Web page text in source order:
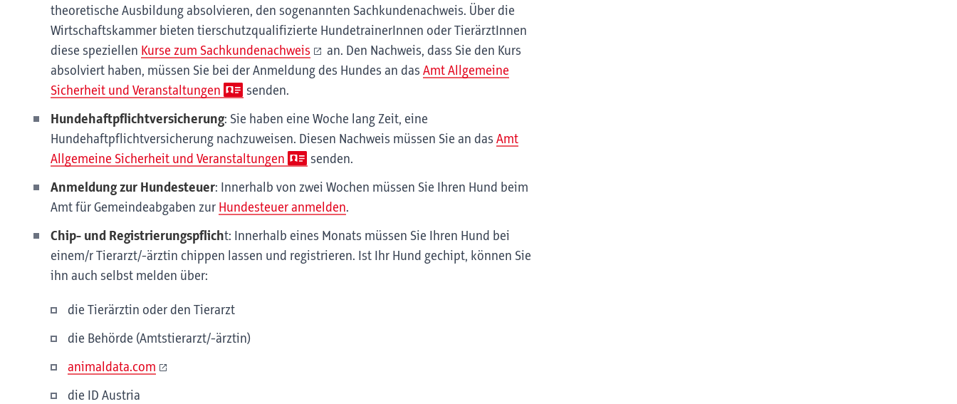
theoretische Ausbildung absolvieren, den sogenannten Sachkundenachweis. Über die
Wirtschaftskammer bieten tierschutzqualifizierte HundetrainerInnen oder TierärztInnen
diese speziellen Kurse zum Sachkundenachweis
an. Den Nachweis, dass Sie den Kurs
absolviert haben, müssen Sie bei der Anmeldung des Hundes an das Amt Allgemeine
Sicherheit und Veranstaltungen
senden.
Hundehaftpflichtversicherung: Sie haben eine Woche lang Zeit, eine
Hundehaftpflichtversicherung nachzuweisen. Diesen Nachweis müssen Sie an das Amt
Allgemeine Sicherheit und Veranstaltungen
senden.
Anmeldung zur Hundesteuer: Innerhalb von zwei Wochen müssen Sie Ihren Hund beim
Amt für Gemeindeabgaben zur Hundesteuer anmelden.
Chip- und Registrierungspflicht: Innerhalb eines Monats müssen Sie Ihren Hund bei
einem/r Tierarzt/-ärztin chippen lassen und registrieren. Ist Ihr Hund gechipt, können Sie
ihn auch selbst melden über:
die Tierärztin oder den Tierarzt
die Behörde (Amtstierarzt/-ärztin)
animaldata.com
die ID Austria